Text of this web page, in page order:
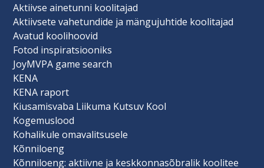
Aktiivse ainetunni koolitajad
Aktiivsete vahetundide ja mängujuhtide koolitajad
Avatud koolihoovid
Fotod inspiratsiooniks
JoyMVPA game search
KENA
KENA raport
Kiusamisvaba Liikuma Kutsuv Kool
Kogemuslood
Kohalikule omavalitsusele
Kõnniloeng
Kõnniloeng: aktiivne ja keskkonnasõbralik koolitee